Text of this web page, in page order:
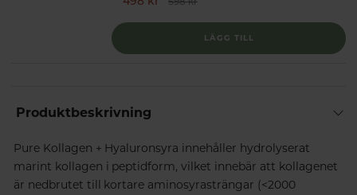
LÄGG TILL
Produktbeskrivning
Pure Kollagen + Hyaluronsyra innehåller hydrolyserat
marint kollagen i peptidform, vilket innebär att kollagenet
är nedbrutet till kortare aminosyrasträngar (<2000